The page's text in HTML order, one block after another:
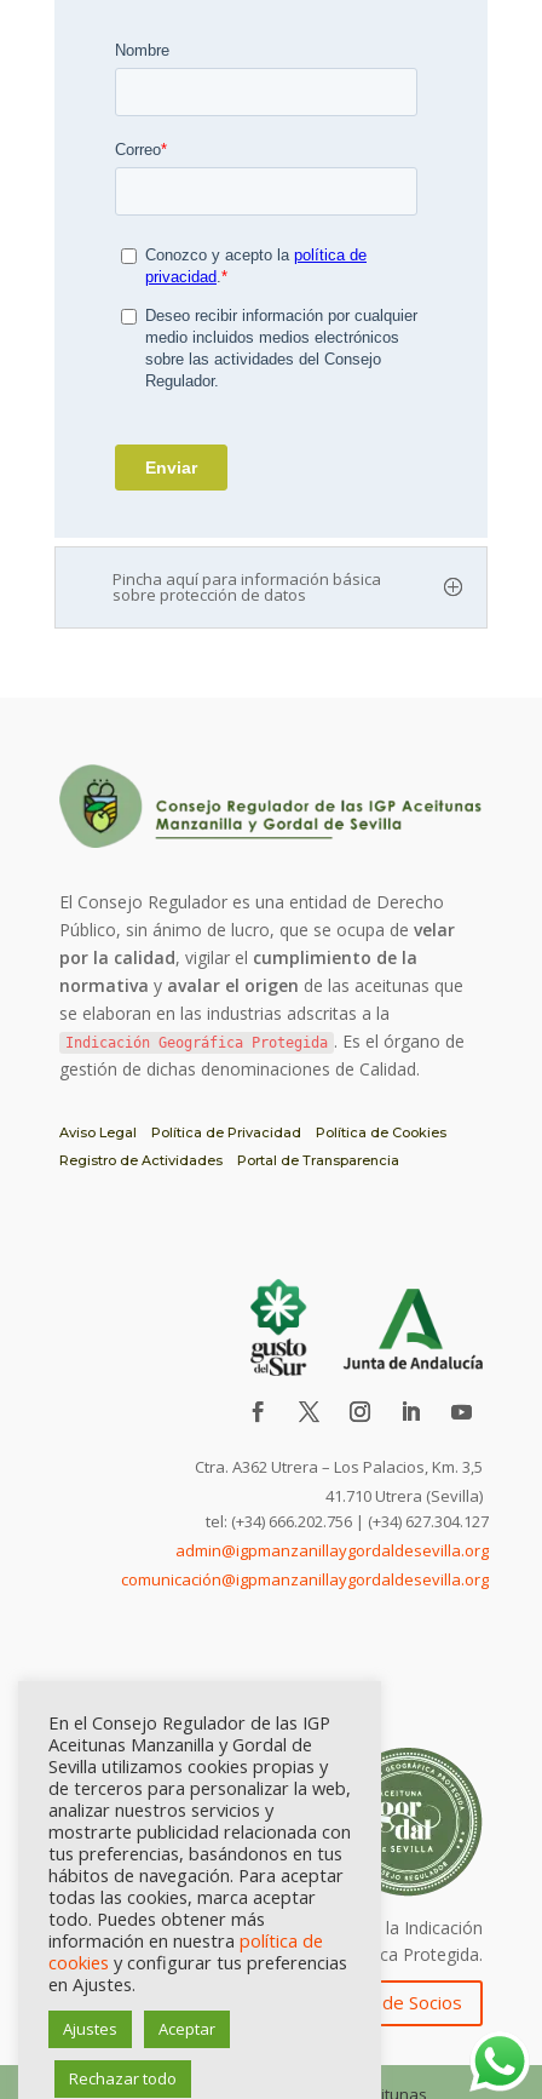
Pincha aquí para información básica
sobre protección de datos
El Consejo Regulador es una entidad de Derecho
Público, sin ánimo de lucro, que se ocupa develar
por la calidad, vigilar el cumplimiento de la
normativa y avalar el origen de las aceitunas que
se elaboran en las industrias adscritas a la
Indicación Geográfica Protegida . Es el órgano de
gestión de dichas denominaciones de Calidad.
Aviso Legal Política de Privacidad
Política de Cookies
Registro de Actividades
Portal de Transparencia
Ctra. A362 Utrera – Los Palacios, Km. 3,5
41.710 Utrera (Sevilla)
tel: (+34) 666.202.756 | (+34) 627.304.127
admin@igpmanzanillaygordaldesevilla.org
comunicación@igpmanzanillaygordaldesevilla.org
Calidad certificada por Origen. Sellos de la Indicación
Geográfica Protegida.
Zona de Socios
© Consejo Regulador de las IGP Aceitunas
En el Consejo Regulador de las IGP
Aceitunas Manzanilla y Gordal de
Sevilla utilizamos cookies propias y
de terceros para personalizar la web,
analizar nuestros servicios y
mostrarte publicidad relacionada con
tus preferencias, basándonos en tus
hábitos de navegación. Para aceptar
todas las cookies, marca aceptar
todo. Puedes obtener más
información en nuestra política de
cookies y configurar tus preferencias
en Ajustes.
Ajustes Aceptar
Rechazar todo